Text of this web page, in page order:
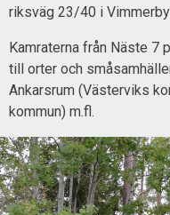
riksväg 23/40 i
Kamraterna från Näste 7
till orter och
Ankarsrum (Västerviks
kommun) m.fl.